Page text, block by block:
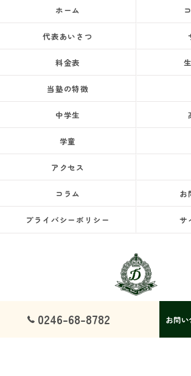
0246-68-8782 お問
ホーム
代表あいさつ
料金表
当塾の特徴
中学生
学童
アクセス
コラム お
プライバシーポリシー サ
© 2026 福島県いわき市の塾ならドリームスクール ALL